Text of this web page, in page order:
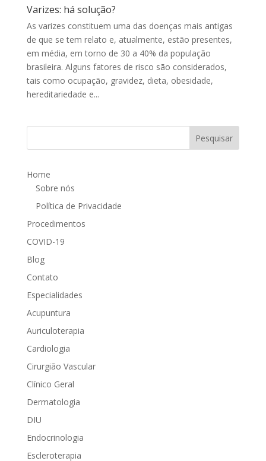
Varizes: há solução?
As varizes constituem uma das doenças mais antigas
de que se tem relato e, atualmente, estão presentes,
em média, em torno de 30 a 40% da população
brasileira. Alguns fatores de risco são considerados,
tais como ocupação, gravidez, dieta, obesidade,
hereditariedade e...
Home
Sobre nós
Política de Privacidade
Procedimentos
COVID-19
Blog
Contato
Especialidades
Acupuntura
Auriculoterapia
Cardiologia
Cirurgião Vascular
Clínico Geral
Dermatologia
DIU
Endocrinologia
Escleroterapia